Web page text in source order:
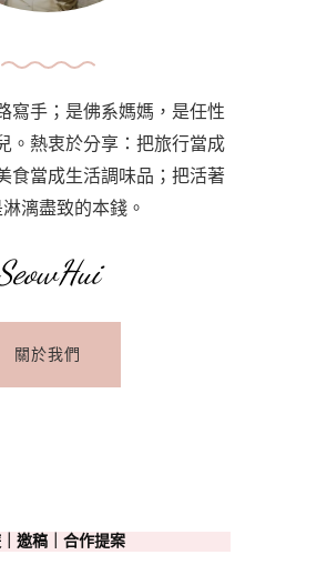
寫手；是佛系媽媽，是任性
。熱衷於分享：把旅行當成
食當成生活調味品；把活著
漓盡致的本錢。
關於我們
邀稿｜合作提案